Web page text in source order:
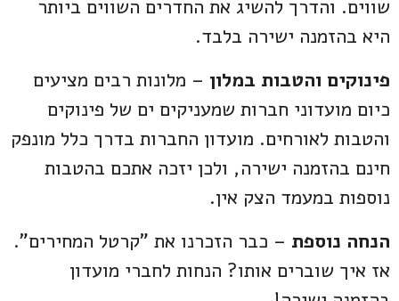
שווים. והדרך להשיג את החדרים השווים ביותר
היא בהזמנה ישירה בלבד.
פינוקים והטבות במלון – מלונות רבים מציעים
כיום מועדוני חברות שמעניקים ים של פינוקים
והטבות לאורחים. מועדון החברות בדרך כלל מונפק
חינם בהזמנה ישירה, ולכן יזכה אתכם בהטבות
נוספות במעמד הצק אין.
הנחה נוספת – כבר הזכרנו את "קרטל המחירים".
אז איך שוברים אותו? הנחות לחברי מועדון